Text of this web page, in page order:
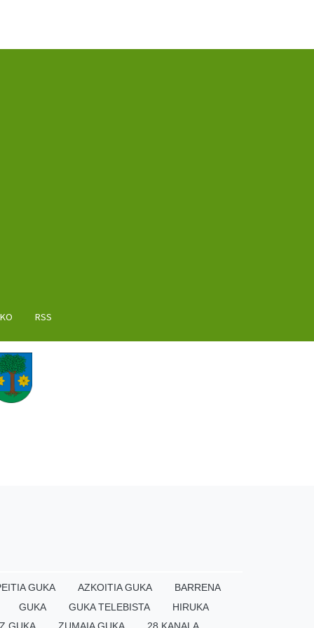
RSS
GUKA AZKOITIA GUKA
BARRENA
GUKA
GUKA TELEBISTA
HIRUKA